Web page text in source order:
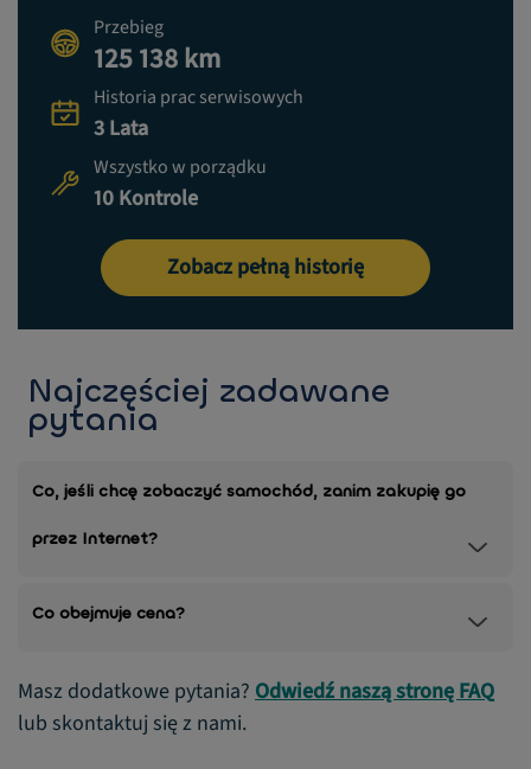
Przebieg
125 138 km
Historia prac serwisowych
3 Lata
Wszystko w porządku
10 Kontrole
Zobacz pełną historię
Najczęściej zadawane
pytania
Co, jeśli chcę zobaczyć samochód, zanim zakupię go
przez Internet?
Co obejmuje cena?
Masz dodatkowe pytania? Odwiedź naszą stronę FAQ
lub skontaktuj się z nami.